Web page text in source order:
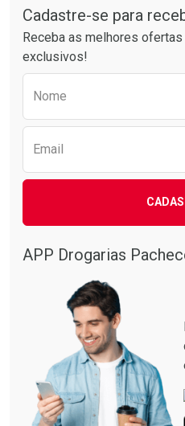
Por R$ 20,24/cada
Cadastre-se para
Receba as melhores
exclusivos!
Nome
Email
APP Drogarias